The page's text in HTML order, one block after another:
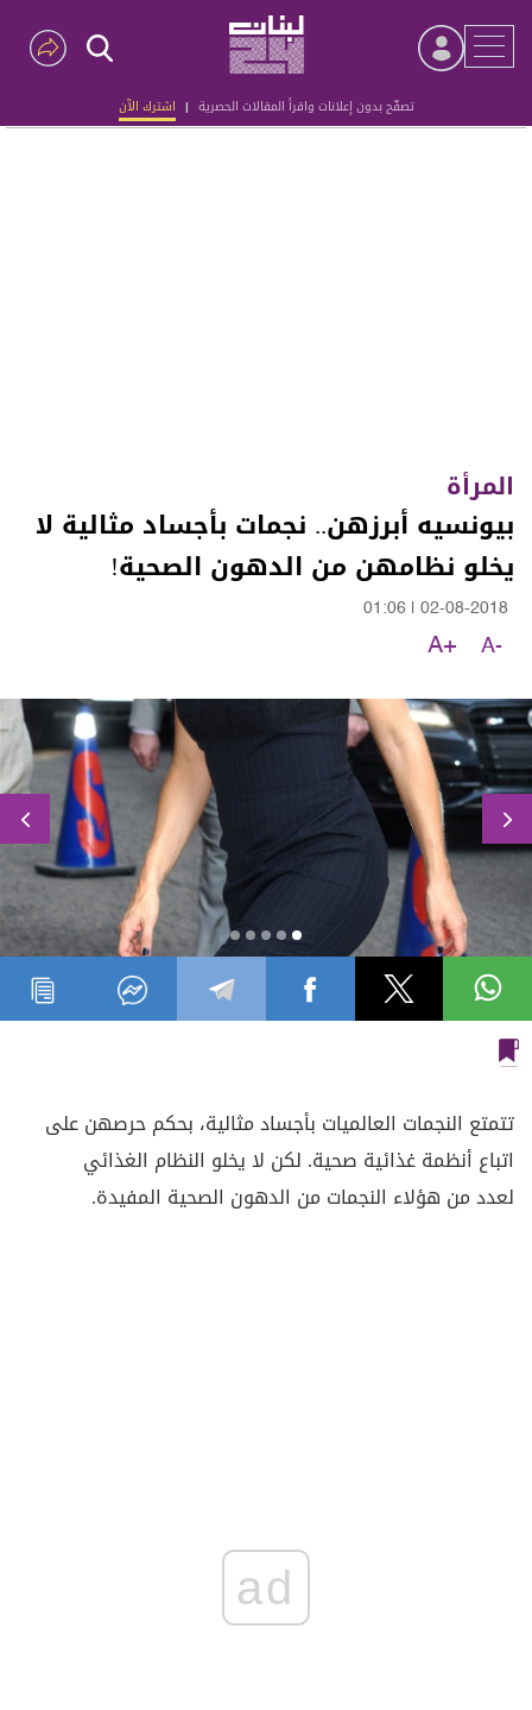
تصفّح بدون إعلانات واقرأ المقالات الحصرية | اشترك الآن
Advertisement
المرأة
بيونسيه أبرزهن.. نجمات بأجساد مثالية لا
يخلو نظامهن من الدهون الصحية!
02-08-2018
01:06
A-
A+
تتمتع النجمات العالميات بأجساد مثالية، بحكم حرصهن على
اتباع أنظمة غذائية صحية. لكن لا يخلو النظام الغذائي
لعدد من هؤلاء النجمات من الدهون الصحية المفيدة.
ad